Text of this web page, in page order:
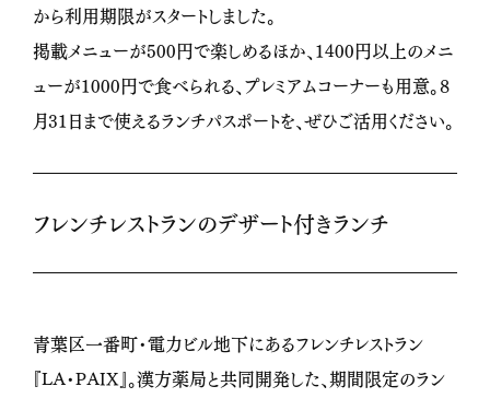
から利用期限がスタートしました。
掲載メニューが500円で楽しめるほか、1400円以上のメニ
ューが1000円で食べられる、プレミアムコーナーも用意。８
月31日まで使えるランチパスポートを、ぜひご活用ください。
フレンチレストランのデザート付きランチ
青葉区一番町・電力ビル地下にあるフレンチレストラン
『LA・PAIX』。漢方薬局と共同開発した、期間限定のラン